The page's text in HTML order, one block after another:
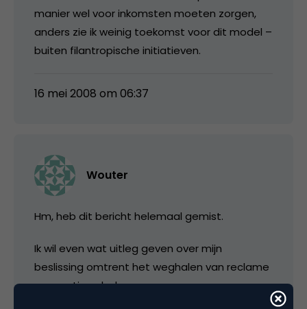
manier wel voor inkomsten moeten zorgen,
anders zie ik weinig toekomst voor dit model –
buiten filantropische initiatieven.
16 mei 2008 om 06:37
Wouter
Hm, heb dit bericht helemaal gemist.
Ik wil even wat uitleg geven over mijn
beslissing omtrent het weghalen van reclame
voor actieve leden.